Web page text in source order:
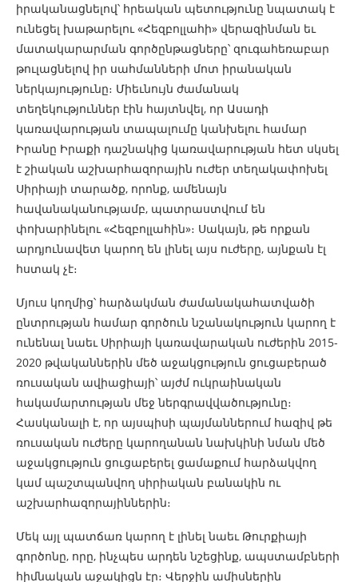
իրականացնելով՝ հրեական պետությունը նպատակ է
ունեցել խաթարելու «Հեզբոլլահի» վերազինման եւ
մատակարարման գործընթացները՝ զուգահեռաբար
թուլացնելով իր սահմանների մոտ իրանական
ներկայությունը։ Միեւնույն ժամանակ
տեղեկություններ էին հայտնվել, որ Ասադի
կառավարության տապալումը կանխելու համար
Իրանը Իրաքի դաշնակից կառավարության հետ սկսել
է շիական աշխարհազորային ուժեր տեղակափոխել
Սիրիայի տարածք, որոնք, ամենայն
հավանականությամբ, պատրաստվում են
փոխարինելու «Հեզբոլլահին»։ Սակայն, թե որքան
արդյունավետ կարող են լինել այս ուժերը, այնքան էլ
հստակ չէ։
Մյուս կողմից՝ հարձակման ժամանակահատվածի
ընտրության համար գործուն նշանակություն կարող է
ունենալ նաեւ Սիրիայի կառավարական ուժերին 2015-
2020 թվականներին մեծ աջակցություն ցուցաբերած
ռուսական ավիացիայի՝ այժմ ուկրաինական
հակամարտության մեջ ներգրավվածությունը։
Հասկանալի է, որ այսպիսի պայմաններում հազիվ թե
ռուսական ուժերը կարողանան նախկինի նման մեծ
աջակցություն ցուցաբերել ցամաքում հարձակվող
կամ պաշտպանվող սիրիական բանակին ու
աշխարհազորայիններին։
Մեկ այլ պատճառ կարող է լինել նաեւ Թուրքիայի
գործոնը, որը, ինչպես արդեն նշեցինք, ապստամբների
հիմնական աջակիցն էր։ Վերջին ամիսներին